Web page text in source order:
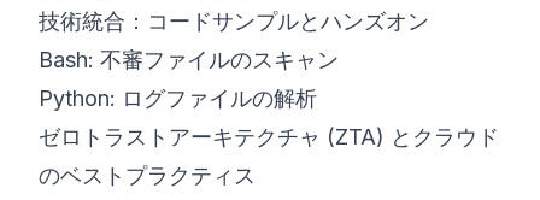
技術統合：コードサンプルとハンズオン
Bash: 不審ファイルのスキャン
Python: ログファイルの解析
ゼロトラストアーキテクチャ (ZTA) とクラウド
のベストプラクティス